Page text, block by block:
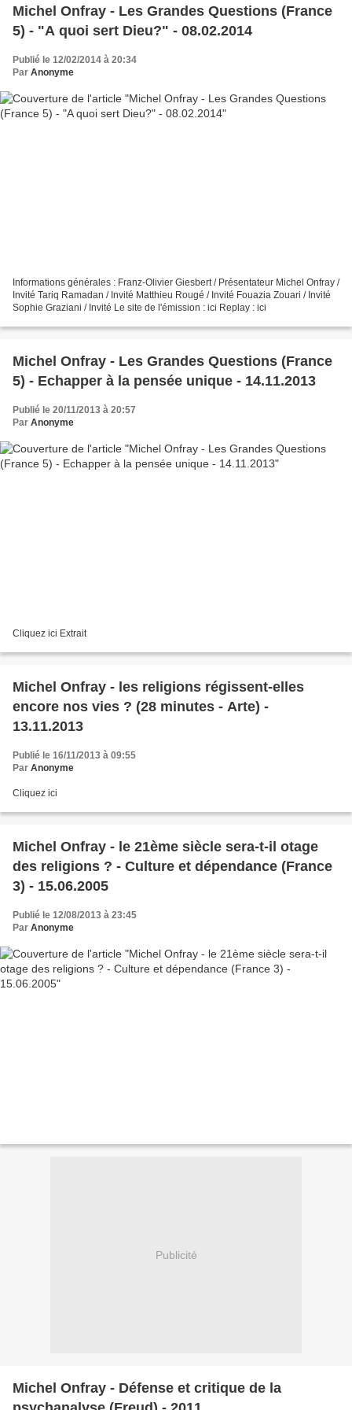
Michel Onfray - Les Grandes Questions (France
5) - "A quoi sert Dieu?" - 08.02.2014
Publié le 12/02/2014 à 20:34
Par Anonyme
Informations générales : Franz-Olivier Giesbert / Présentateur Michel Onfray /
Invité Tariq Ramadan / Invité Matthieu Rougé / Invité Fouazia Zouari / Invité
Sophie Graziani / Invité Le site de l'émission : ici Replay : ici
Michel Onfray - Les Grandes Questions (France
5) - Echapper à la pensée unique - 14.11.2013
Publié le 20/11/2013 à 20:57
Par Anonyme
Cliquez ici Extrait
Michel Onfray - les religions régissent-elles
encore nos vies ? (28 minutes - Arte) -
13.11.2013
Publié le 16/11/2013 à 09:55
Par Anonyme
Cliquez ici
Michel Onfray - le 21ème siècle sera-t-il otage
des religions ? - Culture et dépendance (France
3) - 15.06.2005
Publié le 12/08/2013 à 23:45
Par Anonyme
Publicité
Michel Onfray - Défense et critique de la